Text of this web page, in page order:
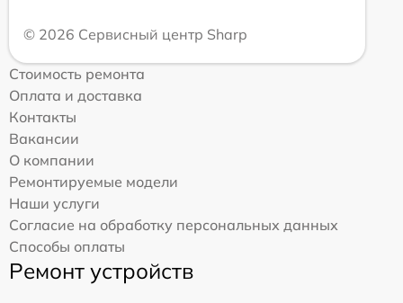
© 2026 Сервисный центр Sharp
Стоимость ремонта
Оплата и доставка
Контакты
Вакансии
О компании
Ремонтируемые модели
Наши услуги
Согласие на обработку персональных данных
Способы оплаты
Ремонт устройств